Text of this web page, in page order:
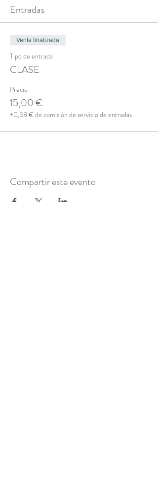
Entradas
Venta finalizada
Tipo de entrada
CLASE
Precio
15,00 €
+0,38 € de comisión de servicio de entradas
Compartir este evento